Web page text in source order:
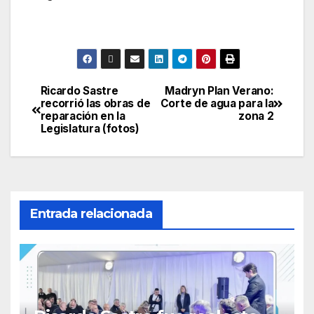
Navegación
de
entradas
Madryn Plan Verano:
Corte de agua para la
zona 2
Ricardo Sastre
recorrió las obras de
reparación en la
Legislatura (fotos)
Entrada relacionada